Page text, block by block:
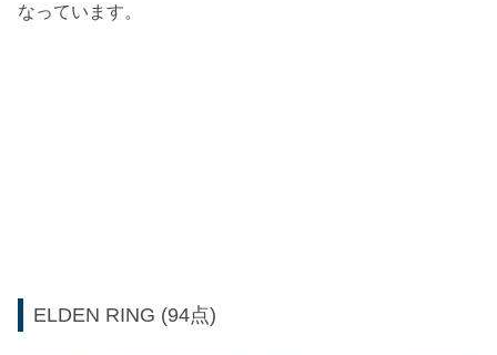
なっています。
ELDEN RING (94点)